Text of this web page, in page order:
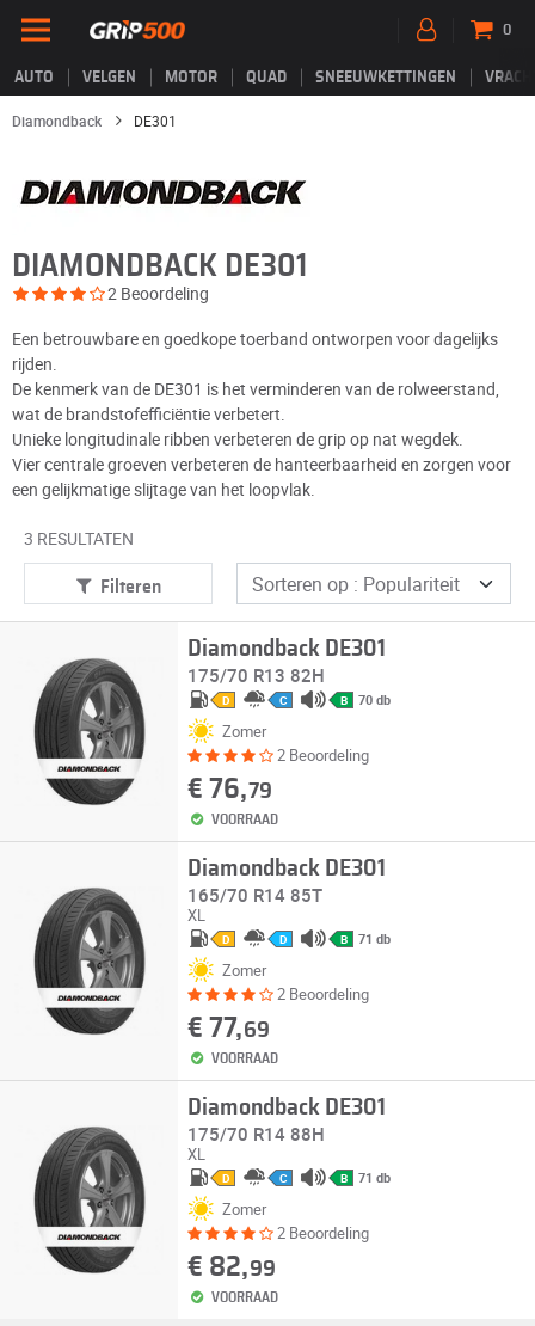
AUTO VELGEN MOTOR QUAD SNEEUWKETTINGEN
0
Diamondback DE301
DIAMONDBACK DE301
2 Beoordeling
Een betrouwbare en goedkope toerband ontworpen voor dagelijks
rijden.
De kenmerk van de DE301 is het verminderen van de rolweerstand,
wat de brandstofefficiëntie verbetert.
Unieke longitudinale ribben verbeteren de grip op nat wegdek.
Vier centrale groeven verbeteren de hanteerbaarheid en zorgen voor
een gelijkmatige slijtage van het loopvlak.
3 RESULTATEN
Filteren
Diamondback DE301
175/70 R13 82H
D C B 70 db
Zomer
2 Beoordeling
€ 76,79
VOORRAAD
Diamondback DE301
165/70 R14 85T
XL
D D B 71 db
Zomer
2 Beoordeling
€ 77,69
VOORRAAD
Diamondback DE301
175/70 R14 88H
XL
D C B 71 db
Zomer
2 Beoordeling
€ 82,99
VOORRAAD